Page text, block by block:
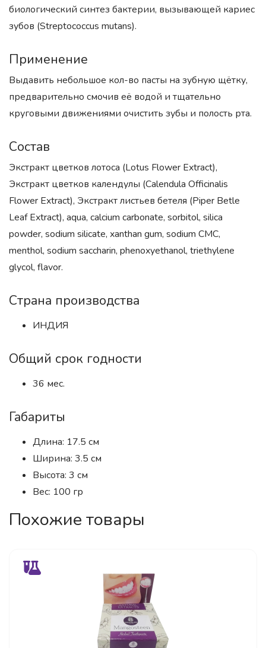
биологический синтез бактерии, вызывающей кариес
зубов (Streptococcus mutans).
Применение
Выдавить небольшое кол-во пасты на зубную щётку,
предварительно смочив её водой и тщательно
круговыми движениями очистить зубы и полость рта.
Состав
Экстракт цветков лотоса (Lotus Flower Extract),
Экстракт цветков календулы (Calendula Officinalis
Flower Extract), Экстракт листьев бетеля (Piper Betle
Leaf Extract), aqua, calcium carbonate, sorbitol, silica
powder, sodium silicate, xanthan gum, sodium CMC,
menthol, sodium saccharin, phenoxyethanol, triethylene
glycol, flavor.
Страна производства
ИНДИЯ
Общий срок годности
36 мес.
Габариты
Длина: 17.5 см
Ширина: 3.5 см
Высота: 3 см
Вес: 100 гр
Похожие товары